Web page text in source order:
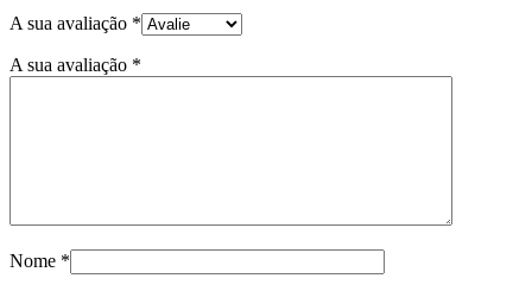
A sua avaliação *
A sua avaliação *
Nome *